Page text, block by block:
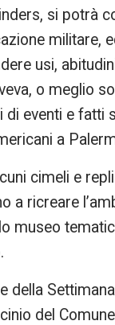
si potrà
militare,
usi,
o meglio
eventi e fatti
a
cimeli e
a ricreare
museo
della
del